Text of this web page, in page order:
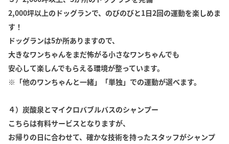
2,000坪以上のドッグランで、のびのびと1日2回の運動を楽しめま
す！
ドッグランは5か所ありますので、
大きなワンちゃんをまだ怖がる小さなワンちゃんでも
安心して楽しんでもらえる環境が整っています。
※「他のワンちゃんと一緒」「単独」での運動が選べます。
４）炭酸泉とマイクロバブルバスのシャンプー
こちらは有料サービスとなりますが、
お帰りの日に合わせて、確かな技術を持ったスタッフがシャンプ